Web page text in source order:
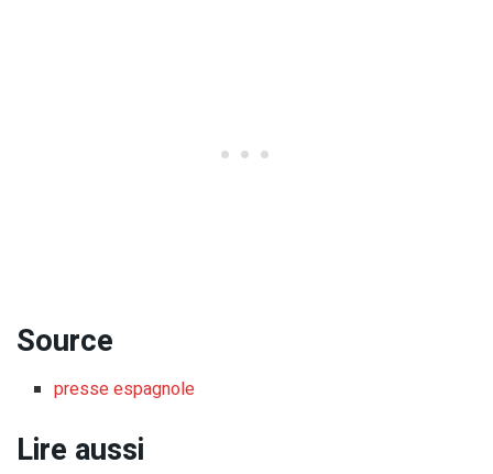
Source
presse espagnole
Lire aussi